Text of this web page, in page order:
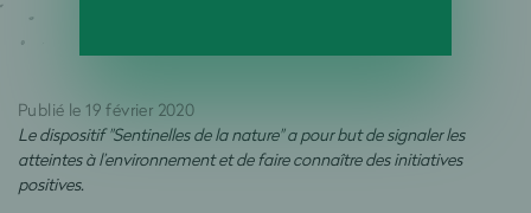
Publié le 19 février 2020
Le dispositif "Sentinelles de la nature" a pour but de signaler les
atteintes à l’environnement et de faire connaître des initiatives
positives.